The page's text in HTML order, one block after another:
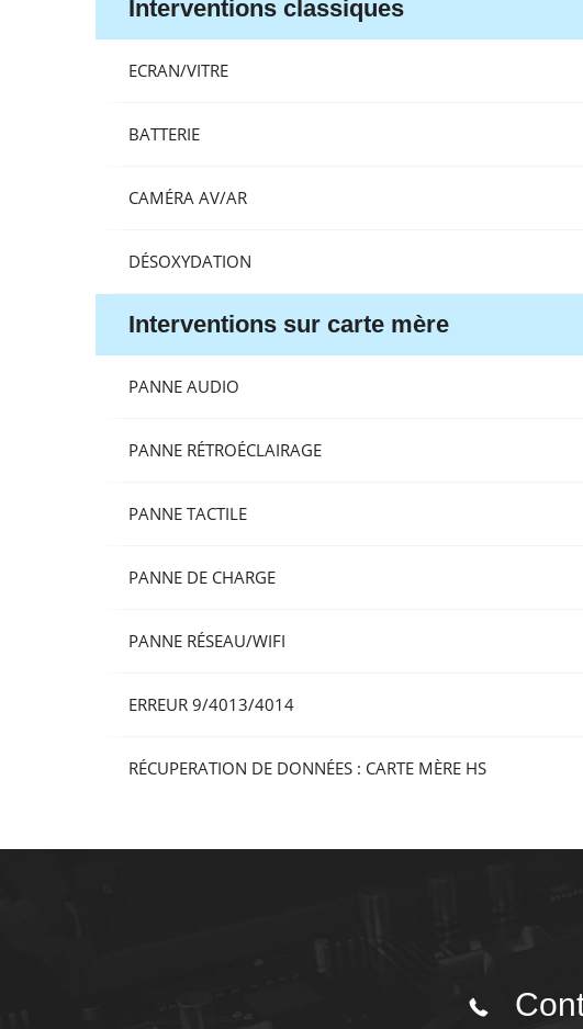
Interventions classiques
ECRAN/VITRE
BATTERIE
CAMÉRA AV/AR
DÉSOXYDATION
Interventions sur carte mère
PANNE AUDIO
PANNE RÉTROÉCLAIRAGE
PANNE TACTILE
PANNE DE CHARGE
PANNE RÉSEAU/WIFI
ERREUR 9/4013/4014
RÉCUPERATION DE DONNÉES : CARTE MÈRE HS